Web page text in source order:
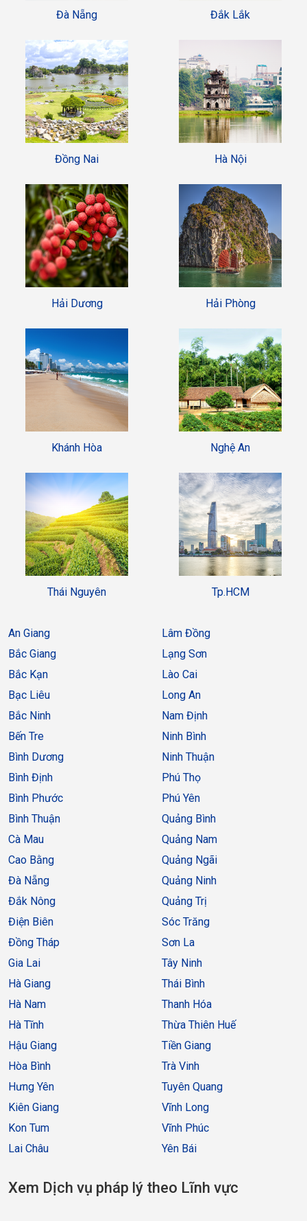
Đà Nẵng Đắk Lắk
Đồng Nai Hà Nội
Hải Dương Hải Phòng
Khánh Hòa Nghệ An
Thái Nguyên Tp.HCM
An Giang
Bắc Giang
Bắc Kạn
Bạc Liêu
Bắc Ninh
Bến Tre
Bình Dương
Bình Định
Bình Phước
Bình Thuận
Cà Mau
Cao Bằng
Đà Nẵng
Đắk Nông
Điện Biên
Đồng Tháp
Gia Lai
Hà Giang
Hà Nam
Hà Tĩnh
Hậu Giang
Hòa Bình
Hưng Yên
Kiên Giang
Kon Tum
Lai Châu
Lâm Đồng
Lạng Sơn
Lào Cai
Long An
Nam Định
Ninh Bình
Ninh Thuận
Phú Thọ
Phú Yên
Quảng Bình
Quảng Nam
Quảng Ngãi
Quảng Ninh
Quảng Trị
Sóc Trăng
Sơn La
Tây Ninh
Thái Bình
Thanh Hóa
Thừa Thiên Huế
Tiền Giang
Trà Vinh
Tuyên Quang
Vĩnh Long
Vĩnh Phúc
Yên Bái
Xem Dịch vụ pháp lý theo Lĩnh vực